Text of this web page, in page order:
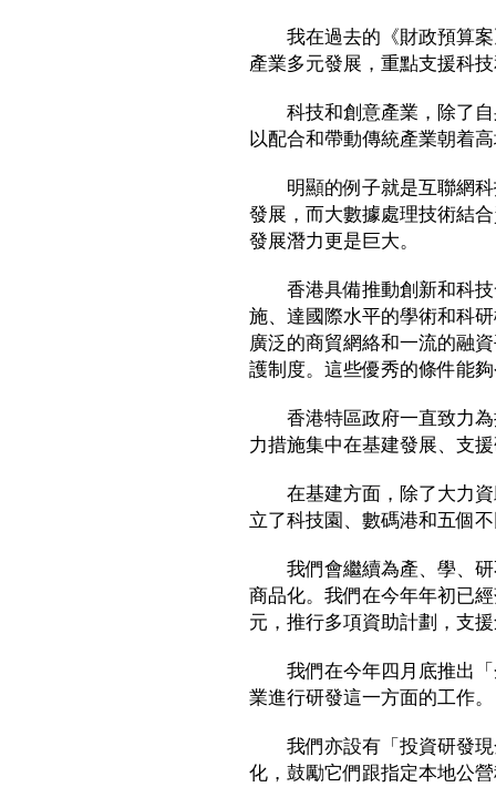
我在過去的《財政預算案
產業多元發展，重點支援科
科技和創意產業，除了自
以配合和帶動傳統產業朝着
明顯的例子就是互聯網科
發展，而大數據處理技術結
發展潛力更是巨大。
香港具備推動創新和科技
施、達國際水平的學術和科
廣泛的商貿網絡和一流的融
護制度。這些優秀的條件能
香港特區政府一直致力為
力措施集中在基建發展、支
在基建方面，除了大力資
立了科技園、數碼港和五個
我們會繼續為產、學、研
商品化。我們在今年年初已
元，推行多項資助計劃，支
我們在今年四月底推出「
業進行研發這一方面的工作。
我們亦設有「投資研發現
化，鼓勵它們跟指定本地公